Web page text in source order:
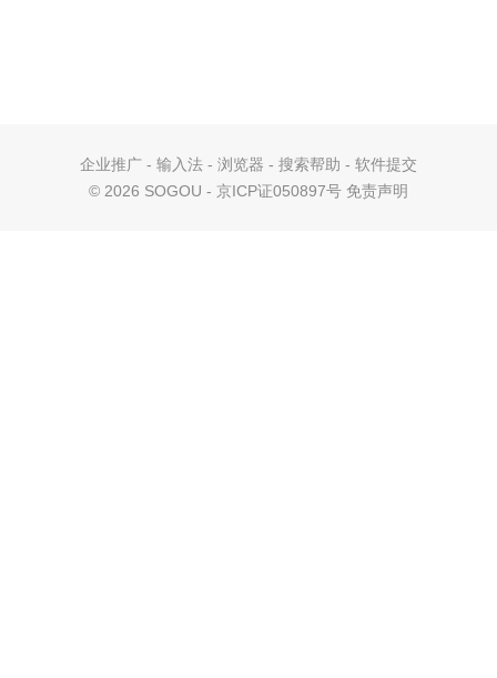
企业推广 - 输入法 - 浏览器 - 搜索帮助 - 软件提交
© 2026 SOGOU - 京ICP证050897号 免责声明